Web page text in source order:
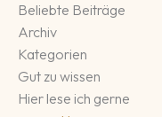
Beliebte Beiträge
Archiv
Kategorien
Gut zu wissen
Hier lese ich gerne